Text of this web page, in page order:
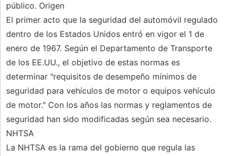
público. Origen
El primer acto que la seguridad del automóvil regulado
dentro de los Estados Unidos entró en vigor el 1 de
enero de 1967. Según el Departamento de Transporte
de los EE.UU., el objetivo de estas normas es
determinar "requisitos de desempeño mínimos de
seguridad para vehículos de motor o equipos vehículo
de motor." Con los años las normas y reglamentos de
seguridad han sido modificadas según sea necesario.
NHTSA
La NHTSA es la rama del gobierno que regula las